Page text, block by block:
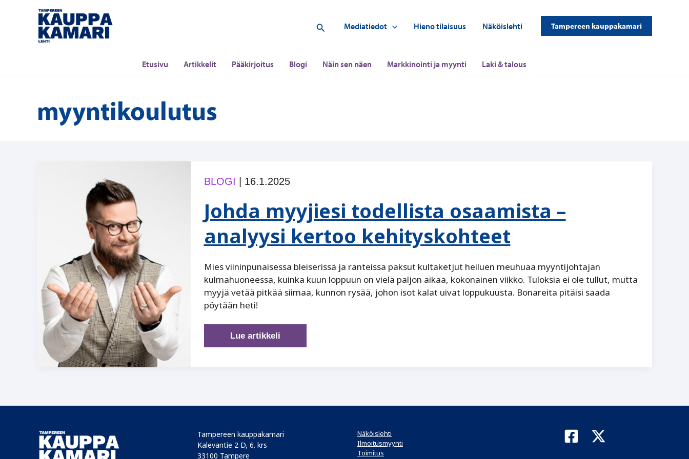
Hae Mediatiedot Hieno tilaisuus Näköislehti Tampereen kauppakamari
Etusivu Artikkelit Pääkirjoitus Blogi Näin sen näen Markkinointi ja myynti Laki & talous
myyntikoulutus
BLOGI 16.1.2025
Johda myyjiesi todellista osaamista –
analyysi kertoo kehityskohteet
Mies viininpunaisessa bleiserissä ja ranteissa paksut kultaketjut heiluen meuhuaa myyntijohtajan
kulmahuoneessa, kuinka kuun loppuun on vielä paljon aikaa, kokonainen viikko. Tuloksia ei ole tullut, mutta
myyjä vetää pitkää siimaa, kunnon rysää, johon isot kalat uivat loppukuusta. Bonareita pitäisi saada
pöytään heti!
Johda
myyjiesi
Lue artikkeli
Tampereen kauppakamari
Kalevantie 2 D, 6. krs
33100 Tampere
Näköislehti
Ilmoitusmyynti
Toimitus